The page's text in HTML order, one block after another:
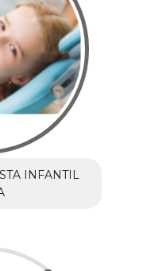
INFANTIL